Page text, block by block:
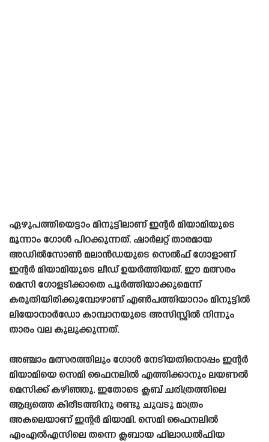
ഏഴുപത്തിയെട്ടാം മിനുട്ടിലാണ് ഇന്റർ മിയാമിയുടെ
മൂന്നാം ഗോൾ പിറക്കുന്നത്. ഷാർലറ്റ് താരമായ
അഡിൽസോൺ മലാൻഡയുടെ സെൽഫ് ഗോളാണ്
ഇന്റർ മിയാമിയുടെ ലീഡ് ഉയർത്തിയത്. ഈ മത്സരം
മെസി ഗോളടിക്കാതെ പൂർത്തിയാക്കുമെന്ന്
കരുതിയിരിക്കുമ്പോഴാണ് എൺപത്തിയാറാം മിനുട്ടിൽ
ലിയോനാർഡോ കാമ്പാനയുടെ അസിസ്റ്റിൽ നിന്നും
താരം വല കുലുക്കുന്നത്.
അഞ്ചാം മത്സരത്തിലും ഗോൾ നേടിയതിനൊപ്പം ഇന്റർ
മിയാമിയെ സെമി ഫൈനലിൽ എത്തിക്കാനും ലയണൽ
മെസിക്ക് കഴിഞ്ഞു. ഇതോടെ ക്ലബ് ചരിത്രത്തിലെ
ആദ്യത്തെ കിരീടത്തിനു രണ്ടു ചുവടു മാത്രം
അകലെയാണ് ഇന്റർ മിയാമി. സെമി ഫൈനലിൽ
എംഎൽഎസിലെ തന്നെ ക്ലബായ ഫിലാഡൽഫിയ